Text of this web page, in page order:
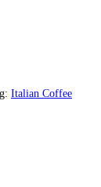
Italian Coffee